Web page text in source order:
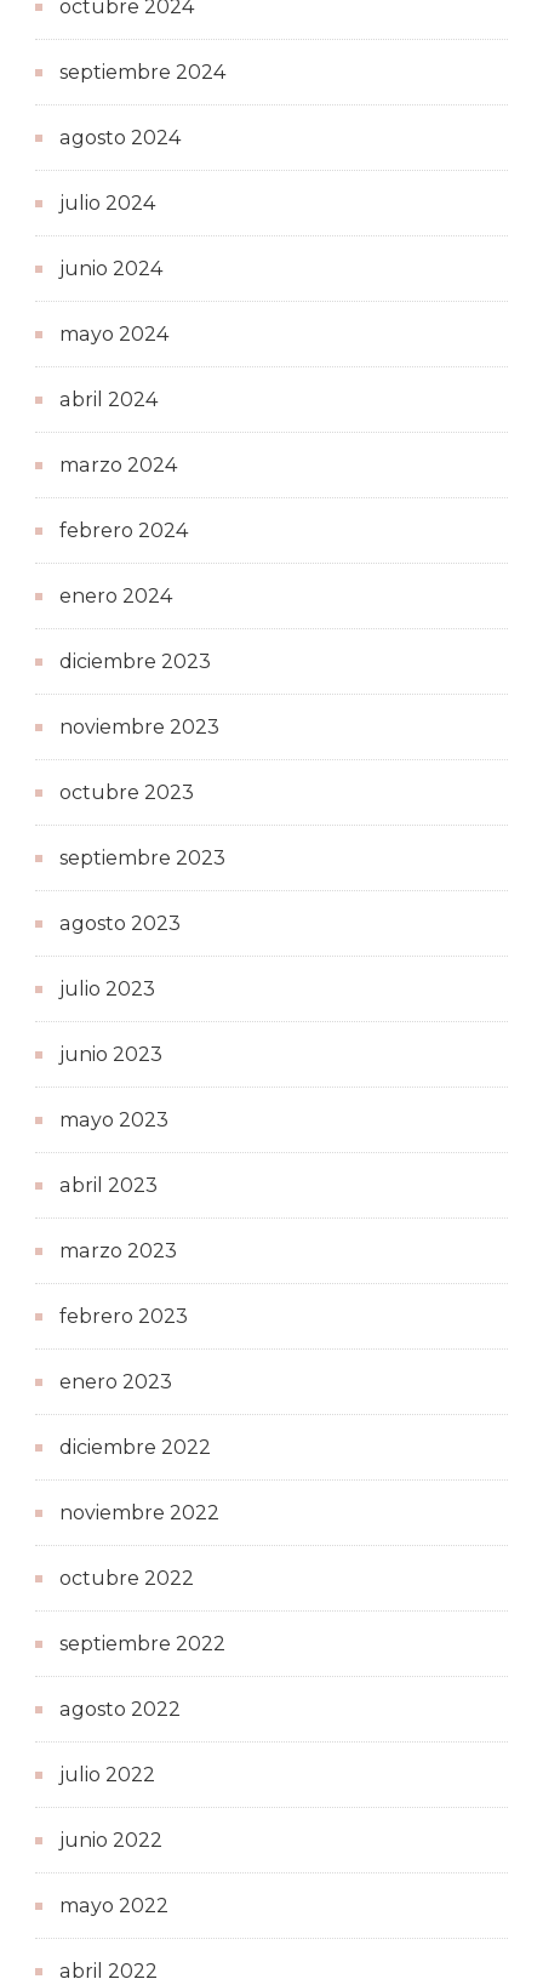
octubre 2024
septiembre 2024
agosto 2024
julio 2024
junio 2024
mayo 2024
abril 2024
marzo 2024
febrero 2024
enero 2024
diciembre 2023
noviembre 2023
octubre 2023
septiembre 2023
agosto 2023
julio 2023
junio 2023
mayo 2023
abril 2023
marzo 2023
febrero 2023
enero 2023
diciembre 2022
noviembre 2022
octubre 2022
septiembre 2022
agosto 2022
julio 2022
junio 2022
mayo 2022
abril 2022